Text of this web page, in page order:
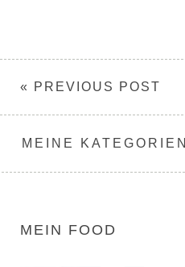
« PREVIOUS POST
MEINE KATEGORIEN
MEIN FOOD